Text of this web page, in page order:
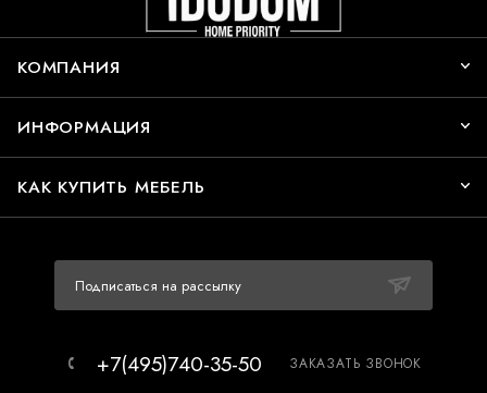
КОМПАНИЯ
ИНФОРМАЦИЯ
КАК КУПИТЬ МЕБЕЛЬ
Подписаться на рассылку
+7(495)740-35-50 ЗАКАЗАТЬ ЗВОНОК